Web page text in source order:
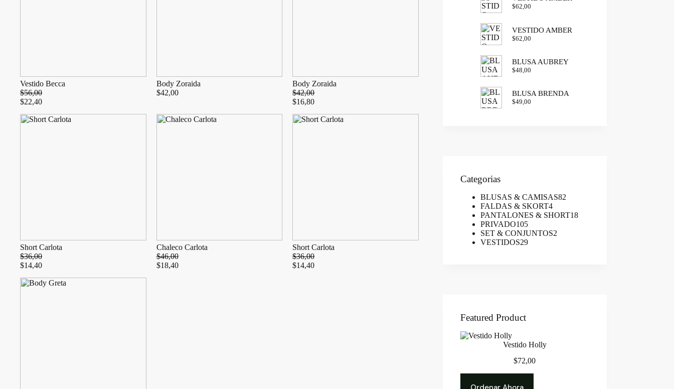
Vestido Becca
$56,00
$22,40
Body Zoraida
$42,00
Body Zoraida
$42,00
$16,80
Short Carlota
$36,00
$14,40
Chaleco Carlota
$46,00
$18,40
Short Carlota
$36,00
$14,40
$62,00
VESTIDO AMBER
$62,00
BLUSA AUBREY
$48,00
BLUSA BRENDA
$49,00
Categorias
BLUSAS & CAMISAS82
FALDAS & SKORT44
productos
PANTALONES & SHORT1818
PRIVADO105105
productos
SET & CONJUNTOS2
VESTIDOS2929
Featured Product
Vestido Holly
$72,00